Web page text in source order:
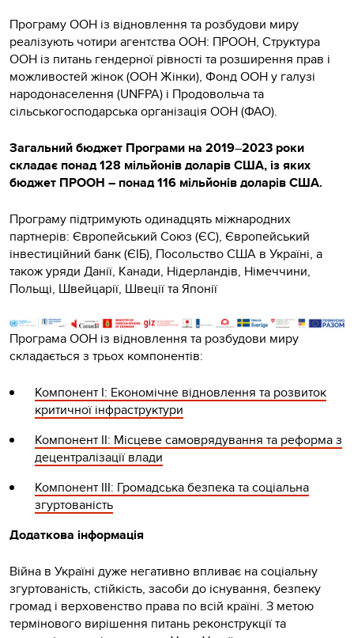
Програму ООН із відновлення та розбудови миру
реалізують чотири агентства ООН: ПРООН, Структура
ООН із питань гендерної рівності та розширення прав і
можливостей жінок (ООН Жінки), Фонд ООН у галузі
народонаселення (UNFPA) і Продовольча та
сільськогосподарська організація ООН (ФАО).
Загальний бюджет Програми на 2019–2023 роки
складає понад 128 мільйонів доларів США, із яких
бюджет ПРООН – понад 116 мільйонів доларів США.
Програму підтримують одинадцять міжнародних
партнерів: Європейський Союз (ЄС), Європейський
інвестиційний банк (ЄІБ), Посольство США в Україні, а
також уряди Данії, Канади, Нідерландів, Німеччини,
Польщі, Швейцарії, Швеції та Японії
Програма ООН із відновлення та розбудови миру
складається з трьох компонентів:
Компонент I: Економічне відновлення та розвиток
критичної інфраструктури
Компонент II: Місцеве самоврядування та реформа з
децентралізації влади
Компонент III: Громадська безпека та соціальна
згуртованість
Додаткова інформація
Війна в Україні дуже негативно впливає на соціальну
згуртованість, стійкість, засоби до існування, безпеку
громад і верховенство права по всій країні. З метою
термінового вирішення питань реконструкції та